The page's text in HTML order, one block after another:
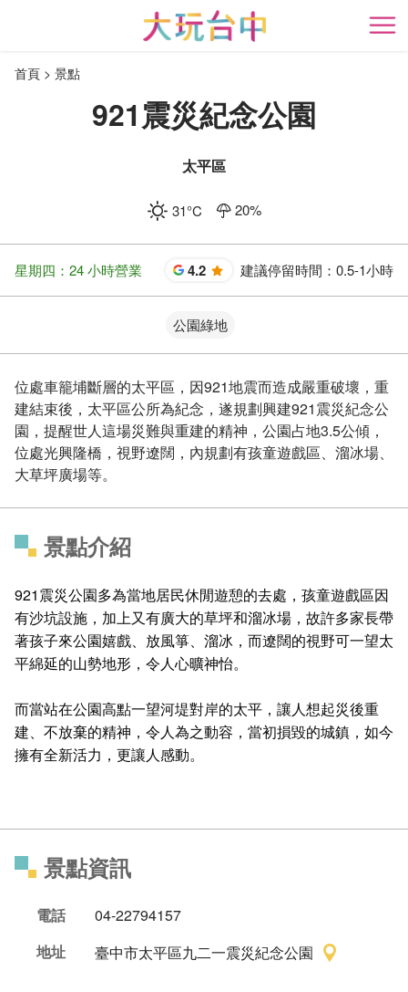
開
首頁 景點
921震災紀念公園
太平區
31°C 20%
星期四：24 小時營業 4.2 星 建議停留時間： 0.5-1小時
公園綠地
位處車籠埔斷層的太平區，因921地震而造成嚴重破壞，重
建結束後，太平區公所為紀念，遂規劃興建921震災紀念公
園，提醒世人這場災難與重建的精神，公園占地3.5公傾，
位處光興隆橋，視野遼闊，內規劃有孩童遊戲區、溜冰場、
大草坪廣場等。
景點介紹
921震災公園多為當地居民休閒遊憩的去處，孩童遊戲區因
有沙坑設施，加上又有廣大的草坪和溜冰場，故許多家長帶
著孩子來公園嬉戲、放風箏、溜冰，而遼闊的視野可一望太
平綿延的山勢地形，令人心曠神怡。
而當站在公園高點一望河堤對岸的太平，讓人想起災後重
建、不放棄的精神，令人為之動容，當初損毀的城鎮，如今
擁有全新活力，更讓人感動。
景點資訊
電話
04-22794157
地址
臺中市太平區九二一震災紀念公園